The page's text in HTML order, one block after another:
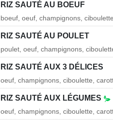
RIZ SAUTÉ AU BOEUF
boeuf, oeuf, champignons,
RIZ SAUTÉ AU POULET
poulet, oeuf, champignons,
RIZ SAUTÉ AUX 3 DÉLICES
oeuf, champignons, ciboulette,
RIZ SAUTÉ AUX LÉGUMES
oeuf, champignons, ciboulette,